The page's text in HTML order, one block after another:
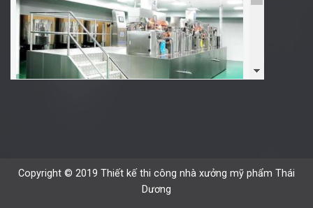
Copyright © 2019 Thiết kế thi công nhà xưởng mỹ phẩm Thái
Dương